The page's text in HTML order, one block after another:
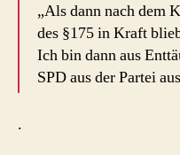
„Als dann nach dem
des §175 in Kraft
Ich bin dann aus
SPD aus der Partei
.